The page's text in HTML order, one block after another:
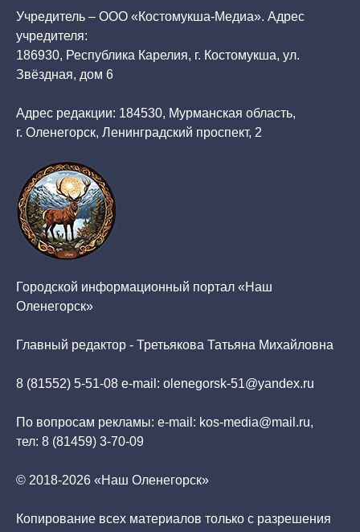
Учредитель – ООО «Костомукша-Медиа». Адрес
учредителя:
186930, Республика Карелия, г. Костомукша, ул.
Звёздная, дом 6
Адрес редакции: 184530, Мурманская область,
г. Оленегорск, Ленинградский проспект, 2
Городской информационный портал «Наш
Оленегорск»
Главный редактор - Третьякова Татьяна Михайловна
8 (81552) 5-51-08 e-mail: olenegorsk-51@yandex.ru
По вопросам рекламы: e-mail: kos-media@mail.ru,
тел: 8 (81459) 3-70-09
© 2018-2026 «Наш Оленегорск»
Копирование всех материалов только с разрешения